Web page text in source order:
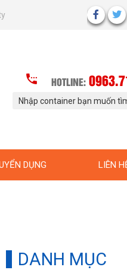
HOTLINE:
DỤNG LIÊN
DANH MỤC